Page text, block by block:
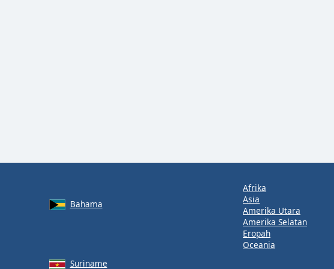
Bahama
Suriname
Afrika
Asia
Amerika Utara
Amerika Selatan
Eropah
Oceania